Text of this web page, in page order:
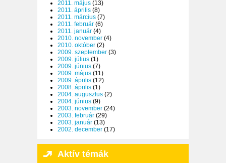
2011. május (13)
2011. április (8)
2011. március (7)
2011. február (6)
2011. január (4)
2010. november (4)
2010. október (2)
2009. szeptember (3)
2009. július (1)
2009. június (7)
2009. május (11)
2009. április (12)
2008. április (1)
2004. augusztus (2)
2004. június (9)
2003. november (24)
2003. február (29)
2003. január (13)
2002. december (17)
Aktív témák